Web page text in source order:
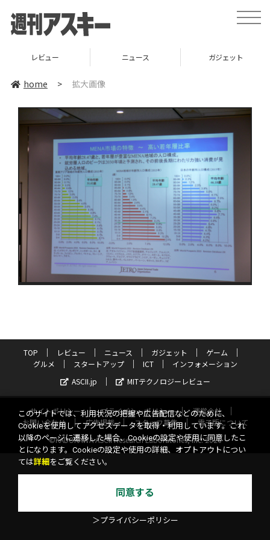
toggle
レビュー ニュース ガジェット
home > 拡大画像
TOP レビュー ニュース ガジェット
ゲーム
グルメ
スタートアップ ICT
インフォメーション
ASCII.jp
MITテクノロジーレビュー
サイトポリシー プライバシーポリシー
運営会社
お問い合わせ
広告掲載 スタッフ募集
電子版について
©KADOKAWA ASCII Research Laboratories, Inc. 2026
このサイトでは、利用状況の把握や広告配信などのために、
Cookieを使用してアクセスデータを取得・利用しています。これ
以降のページに遷移した場合、Cookieの設定や使用に同意したこ
とになります。Cookieの設定や使用の詳細、オプトアウトについ
ては詳細 をご覧ください。
同意する
＞プライバシーポリシー